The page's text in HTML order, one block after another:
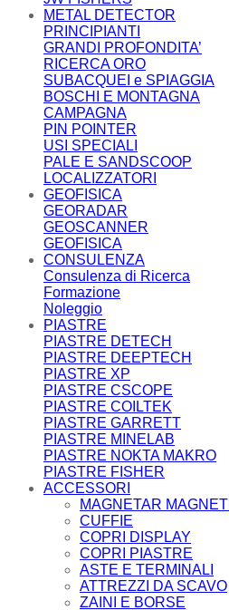
METAL DETECTOR
PRINCIPIANTI
GRANDI PROFONDITA’
RICERCA ORO
SUBACQUEI e SPIAGGIA
BOSCHI E MONTAGNA
CAMPAGNA
PIN POINTER
USI SPECIALI
PALE E SANDSCOOP
LOCALIZZATORI
GEOFISICA
GEORADAR
GEOSCANNER
GEOFISICA
CONSULENZA
Consulenza di Ricerca
Formazione
Noleggio
PIASTRE
PIASTRE DETECH
PIASTRE DEEPTECH
PIASTRE XP
PIASTRE CSCOPE
PIASTRE COILTEK
PIASTRE GARRETT
PIASTRE MINELAB
PIASTRE NOKTA MAKRO
PIASTRE FISHER
ACCESSORI
MAGNETAR MAGNETI
CUFFIE
COPRI DISPLAY
COPRI PIASTRE
ASTE E TERMINALI
ATTREZZI DA SCAVO
ZAINI E BORSE